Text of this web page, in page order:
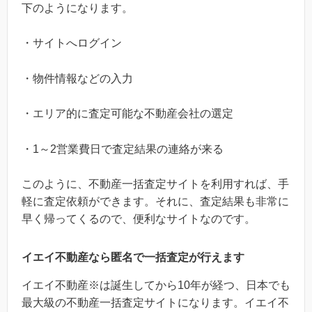
下のようになります。
・サイトへログイン
・物件情報などの入力
・エリア的に査定可能な不動産会社の選定
・1～2営業費日で査定結果の連絡が来る
このように、不動産一括査定サイトを利用すれば、手
軽に査定依頼ができます。それに、査定結果も非常に
早く帰ってくるので、便利なサイトなのです。
イエイ不動産なら匿名で一括査定が行えます
イエイ不動産※は誕生してから10年が経つ、日本でも
最大級の不動産一括査定サイトになります。イエイ不